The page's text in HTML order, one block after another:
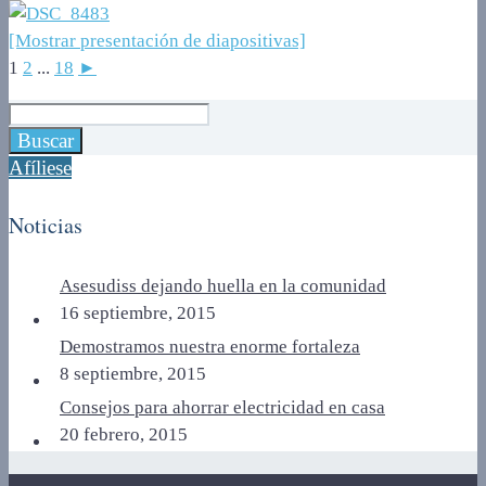
[Mostrar presentación de diapositivas]
1 2 ... 18 ►
Afíliese
Noticias
Asesudiss dejando huella en la comunidad
16 septiembre, 2015
Demostramos nuestra enorme fortaleza
8 septiembre, 2015
Consejos para ahorrar electricidad en casa
20 febrero, 2015